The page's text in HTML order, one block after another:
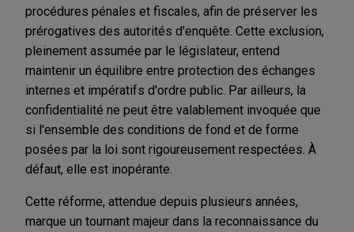
procédures pénales et fiscales, afin de préserver les
prérogatives des autorités d'enquête. Cette exclusion,
pleinement assumée par le législateur, entend
maintenir un équilibre entre protection des échanges
internes et impératifs d'ordre public. Par ailleurs, la
confidentialité ne peut être valablement invoquée que
si l'ensemble des conditions de fond et de forme
posées par la loi sont rigoureusement respectées. À
défaut, elle est inopérante.
Cette réforme, attendue depuis plusieurs années,
marque un tournant majeur dans la reconnaissance du